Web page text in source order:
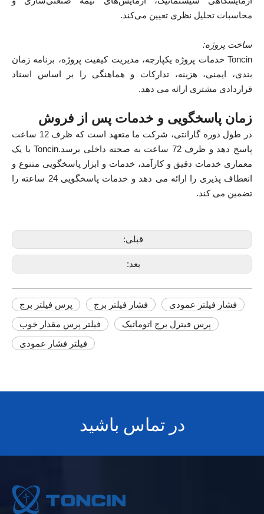
محاسبات تحلیل نظری تعیین می‌کند.
ساخت پروژه:
Toncin خدمات پروژه یکپارچه، مدیریت کیفیت پروژه، برنامه زمان
بندی، ایمنی، هزینه، تدارکات و هماهنگی را بر اساس اسناد
قراردادی مشتری ارائه می دهد.
زمان پاسخگویی و خدمات پس از فروش
در طول دوره گارانتی، شرکت ما متعهد است که ظرف 12 ساعت
پاسخ دهد و ظرف 72 ساعت به صحنه داخلی برسد.Toncin با یک
معماری خدمات دقیق و کارآمد، خدمات و ابزار پاسخگویی متنوع و
انعطاف پذیری را ارائه می دهد و خدمات پاسخگویی 24 ساعته را
تضمین می کند.
قبلی:
بعد:
پرس فیلتر برج فشار فیلتر برج
فشار فیلتر عمودی
فیلتر پرس مقدار خوب
پرس فیترل برج اتوماتیک
فیلتر فشار عمودی
در تماس باشید